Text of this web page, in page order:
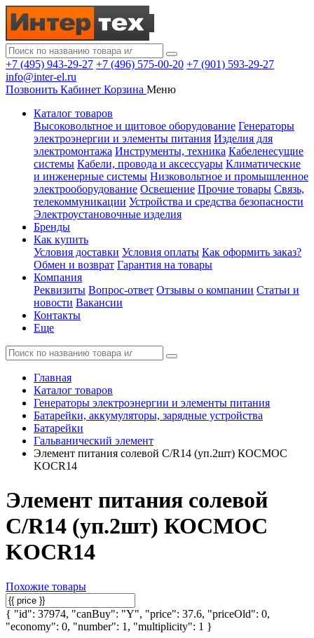
+7 (495) 943-29-27 +7 (496) 575-00-20 +7 (901) 593-29-27
info@inter-el.ru
Позвонить Кабинет Корзина Меню
Каталог товаров
Высоковольтное и щитовое оборудование Генераторы
электроэнергии и элементы питания Изделия для
электромонтажа Инструменты, техника Кабеленесущие
системы Кабели, провода и аксессуары Климатические
и инженерные системы Низковольтное и промышленное
электрооборудование Освещение Прочие товары Связь,
телекоммуникации Устройства и средства безопасности
Электроустановочные изделия
Бренды
Как купить
Условия доставки Условия оплаты Как оформить заказ?
Обмен и возврат Гарантия на товары
Компания
Реквизиты Вопрос-ответ Отзывы о компании Статьи и
новости Вакансии
Контакты
Еще
Главная
Каталог товаров
Генераторы электроэнергии и элементы питания
Батарейки, аккумуляторы, зарядные устройства
Батарейки
Гальванический элемент
Элемент питания солевой C/R14 (уп.2шт) КОСМОС
KOCR14
Элемент питания солевой
C/R14 (уп.2шт) КОСМОС
KOCR14
Похожие товары
{ "id": 37974, "canBuy": "Y", "price": 37.6, "priceOld": 0,
"economy": 0, "number": 1, "multiplicity": 1 }